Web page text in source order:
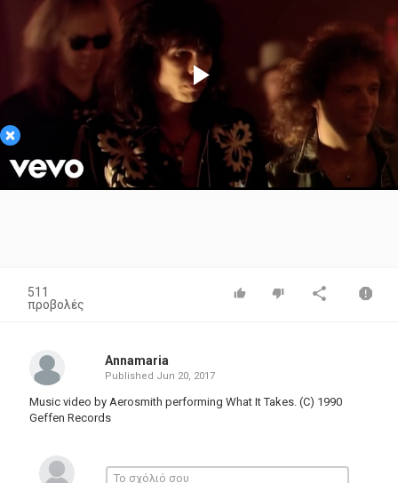
×
Play
Video
511
προβολές
Annamaria
Published Jun 20, 2017
Music video by Aerosmith performing What It Takes. (C) 1990
Geffen Records